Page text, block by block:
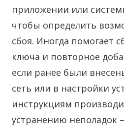
приложении или
чтобы определить
сбоя. Иногда помогает
ключа и повторное
если ранее были
сеть или в настройки
инструкциям
устранению неполадок